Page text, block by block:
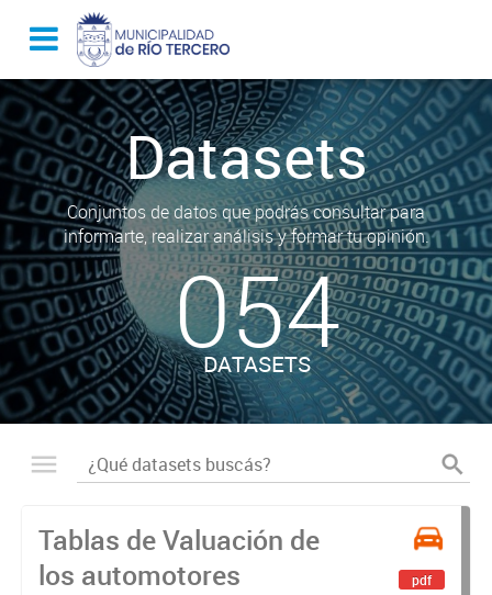
Datasets
Conjuntos de datos que podrás consultar para
informarte, realizar análisis y formar tu opinión.
054
DATASETS
Tablas de Valuación de
los automotores
pdf